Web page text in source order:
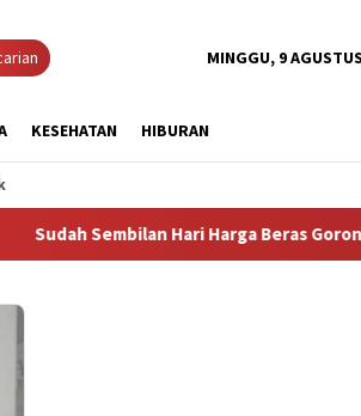
MINGGU, 9
KESEHATAN HIBURAN
Hari Harga Beras Gorontalo